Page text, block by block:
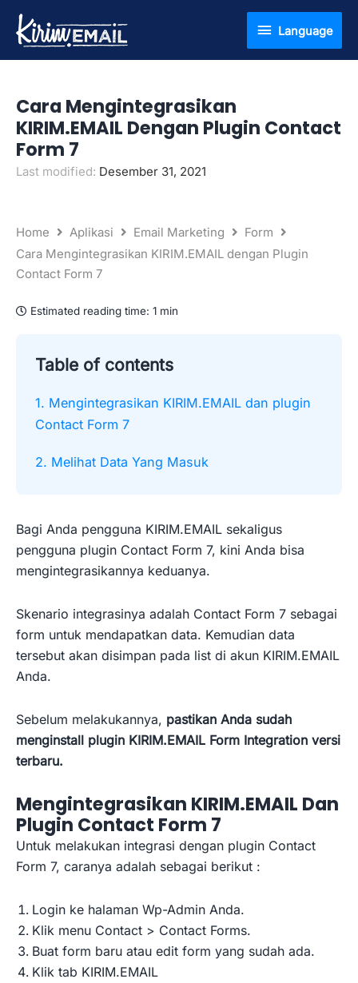
Language
Language
Cara Mengintegrasikan
KIRIM.EMAIL Dengan Plugin Contact
Form 7
Last modified: Desember 31, 2021
Home Aplikasi Email Marketing
Form
Cara Mengintegrasikan KIRIM.EMAIL dengan Plugin
Contact Form 7
Estimated reading time: 1 min
Table of contents
1. Mengintegrasikan KIRIM.EMAIL dan plugin
Contact Form 7
2. Melihat Data Yang Masuk
Bagi Anda pengguna KIRIM.EMAIL sekaligus
pengguna plugin Contact Form 7, kini Anda bisa
mengintegrasikannya keduanya.
Skenario integrasinya adalah Contact Form 7 sebagai
form untuk mendapatkan data. Kemudian data
tersebut akan disimpan pada list di akun KIRIM.EMAIL
Anda.
Sebelum melakukannya, pastikan Anda sudah
menginstall plugin KIRIM.EMAIL Form Integration versi
terbaru.
Mengintegrasikan KIRIM.EMAIL Dan
Plugin Contact Form 7
Untuk melakukan integrasi dengan plugin Contact
Form 7, caranya adalah sebagai berikut :
Login ke halaman Wp-Admin Anda.
Klik menu Contact > Contact Forms.
Buat form baru atau edit form yang sudah ada.
Klik tab KIRIM.EMAIL